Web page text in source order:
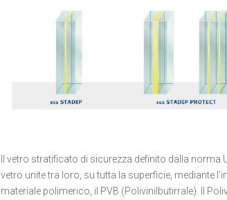
Il vetro stratificato di sicurezza definito dalla
vetro unite tra loro, su tutta la superficie, mediante
materiale polimerico, il PVB (Polivinilbutirrale). Il